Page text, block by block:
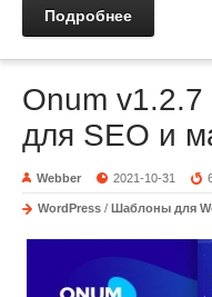
Подробнее
Onum
для SEO и
Webber 2021-10-31
WordPress / Шаблоны для